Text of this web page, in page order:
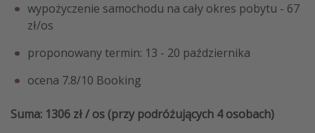
wypożyczenie samochodu na cały okres pobytu - 67
zł/os
proponowany termin: 13 - 20 października
ocena 7.8/10 Booking
Suma: 1306 zł / os (przy podróżujących 4 osobach)